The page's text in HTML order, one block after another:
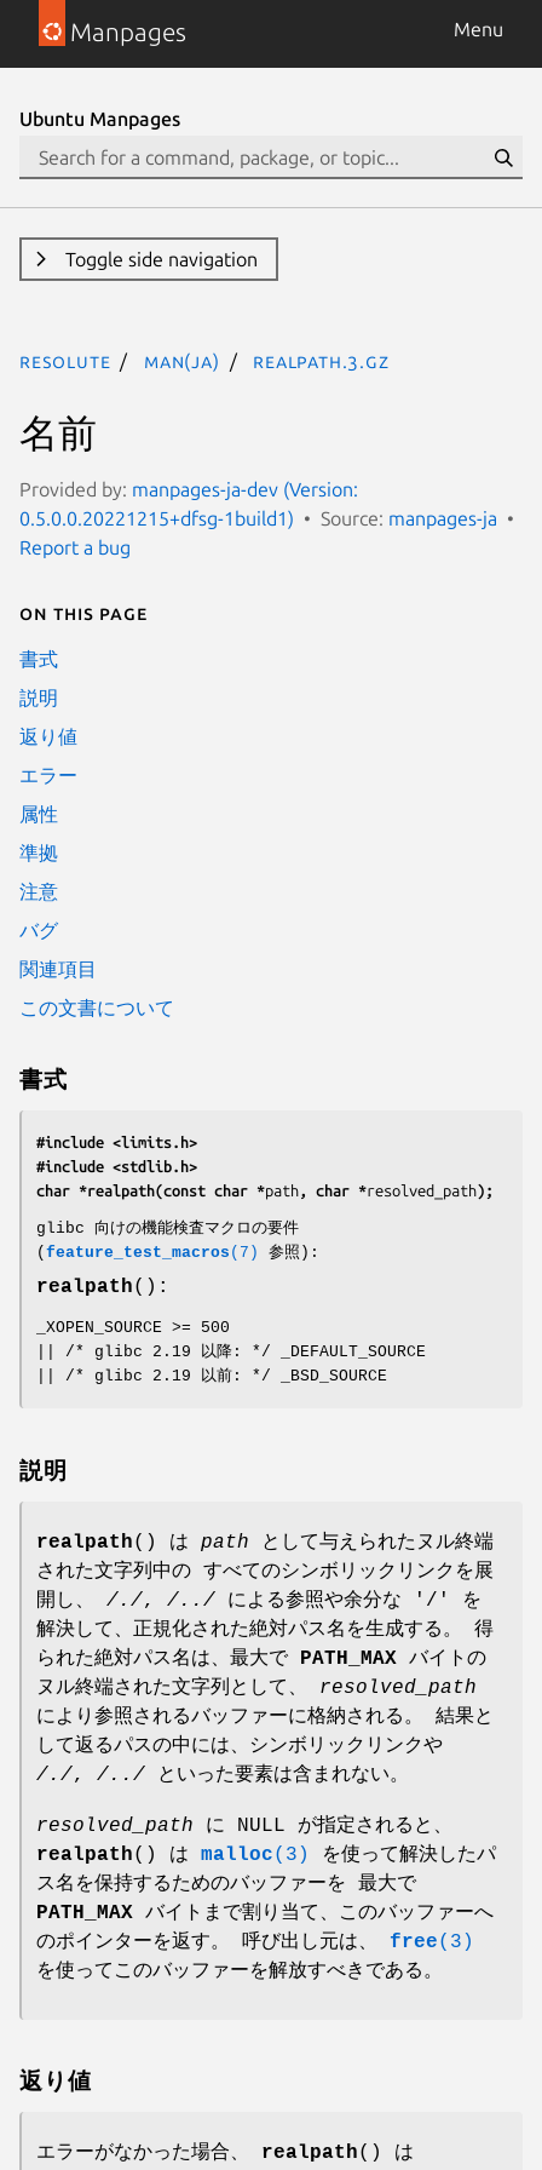
Manpages Menu
Ubuntu Manpages
Toggle side navigation
resolute man(ja) realpath.3.gz
名前
Provided by: manpages-ja-dev (Version:
0.5.0.0.20221215+dfsg-1build1)
Source: manpages-ja
Report a bug
On this page
書式
説明
返り値
エラー
属性
準拠
注意
バグ
関連項目
この文書について
書式
#include <limits.h>
#include <stdlib.h>
char *realpath(const char *path , char *resolved_path);
glibc 向けの機能検査マクロの要件
( feature_test_macros (7) 参照):
realpath():
_XOPEN_SOURCE >= 500
|| /* glibc 2.19 以降: */ _DEFAULT_SOURCE
|| /* glibc 2.19 以前: */ _BSD_SOURCE
説明
realpath() は path として与えられたヌル終端
された文字列中の すべてのシンボリックリンクを展
開し、 /./, /../ による参照や余分な '/' を
解決して、正規化された絶対パス名を生成する。 得
られた絶対パス名は、最大で
PATH_MAX バイトの
ヌル終端された文字列として、 resolved_path
により参照されるバッファーに格納される。 結果と
して返るパスの中には、シンボリックリンクや
/./, /../ といった要素は含まれない。
resolved_path に NULL が指定されると、
realpath() は malloc(3)
を使って解決したパ
ス名を保持するためのバッファーを 最大で
PATH_MAX バイトまで割り当て、このバッファーへ
のポインターを返す。 呼び出し元は、 free(3)
を使ってこのバッファーを解放すべきである。
返り値
エラーがなかった場合、 realpath() は